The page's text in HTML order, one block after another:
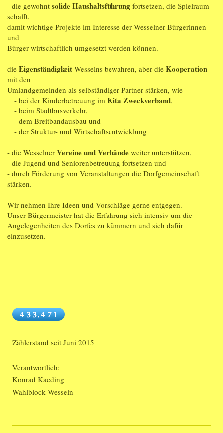
- die gewohnt solide Haushaltsführung fortsetzen, die Spielraum
schafft,
damit wichtige Projekte im Interesse der Wesselner Bürgerinnen
und
Bürger wirtschaftlich umgesetzt werden können.
die Eigenständigkeit Wesselns bewahren, aber die Kooperation
mit den
Umlandgemeinden als selbständiger Partner stärken, wie
- bei der Kinderbetreuung im Kita Zweckverband,
- beim Stadtbusverkehr,
- dem Breitbandausbau und
- der Struktur- und Wirtschaftsentwicklung
- die Wesselner Vereine und Verbände weiter unterstützen,
- die Jugend und Seniorenbetreuung fortsetzen und
- durch Förderung von Veranstaltungen die Dorfgemeinschaft
stärken.
Wir nehmen Ihre Ideen und Vorschläge gerne entgegen.
Unser Bürgermeister hat die Erfahrung sich intensiv um die
Angelegenheiten des Dorfes zu kümmern und sich dafür
einzusetzen.
Zählerstand seit Juni 2015
Verantwortlich:
Konrad Kaeding
Wahlblock Wesseln